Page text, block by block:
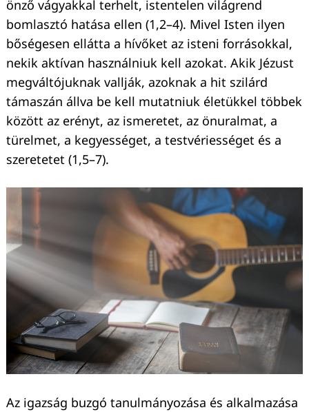
önző vágyakkal terhelt, istentelen világrend
bomlasztó hatása ellen (1,2–4). Mivel Isten ilyen
bőségesen ellátta a hívőket az isteni forrásokkal,
nekik aktívan használniuk kell azokat. Akik Jézust
megváltójuknak vallják, azoknak a hit szilárd
támaszán állva be kell mutatniuk életükkel többek
között az erényt, az ismeretet, az önuralmat, a
türelmet, a kegyességet, a testvériességet és a
szeretetet (1,5–7).
Az igazság buzgó tanulmányozása és alkalmazása